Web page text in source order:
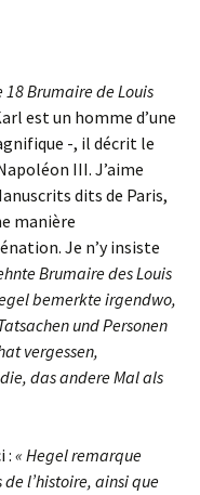
18 Brumaire de Louis
est un homme d’une
-, il décrit le
III. J’aime
dits de Paris,
manière
Je n’y insiste
Brumaire des Louis
bemerkte irgendwo,
und Personen
vergessen,
das andere Mal als
:« Hegel remarque
l’histoire, ainsi que